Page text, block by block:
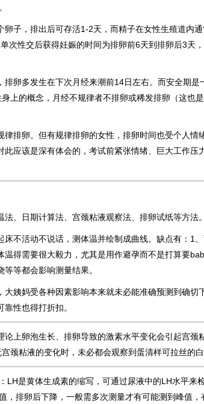
卵子，排出后可存活1-2天，而精子在女性生殖道内
次性交后获得妊娠的时间为排卵前6天到排卵后3天
排卵多发生在下次月经来潮前14日左右。而安全期是
上的概念，月经不规律者不排卵或稀发排卵（这也
律排卵。但有规律排卵的女性，排卵时间也受个人情
此应该是深有体会的，考试前紧张情绪、巨大工作压
、日期计算法、宫颈粘液观察法、排卵试纸等方法。
床不活动不说话，测体温并绘制成曲线。缺点有：1
得需要很大毅力，尤其是用作避孕而不是打算要
等都会影响测量结果。
大姨妈受各种因素影响本来就未必能准确预测到确切
性也得打折扣。
论上卵泡生长、排卵导致的激素水平变化会引起宫颈
颈粘液的变化时，未必都会观察到蛋清样可拉丝的白
LH是黄体生成素的缩写，可通过尿液中的LH水平来
，排卵后下降，一般需多次测量才有可能测到峰值